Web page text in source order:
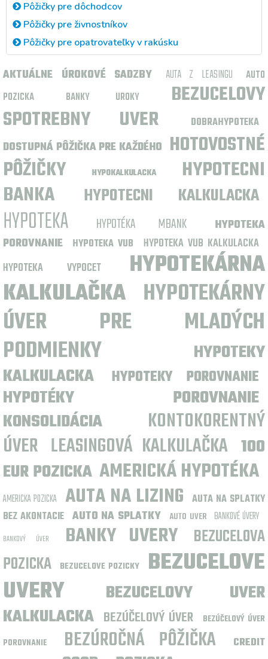
Pôžičky pre dôchodcov
Pôžičky pre živnostníkov
Pôžičky pre opatrovateľky v rakúsku
AKTUÁLNE ÚROKOVÉ SADZBY AUTA Z LEASINGU
AUTO
POZICKA
BANKY UROKY
BEZUCELOVY
SPOTREBNY UVER
DOBRAHYPOTEKA
DOSTUPNÁ PÔŽIČKA PRE KAŽDÉHO HOTOVOSTNÉ
PÔŽIČKY
HYPOKALKULACKA
HYPOTECNI
BANKA
HYPOTECNI KALKULACKA
HYPOTEKA HYPOTÉKA MBANK
HYPOTEKA
POROVNANIE
HYPOTEKA VUB
HYPOTEKA VUB KALKULACKA
HYPOTEKA VYPOCET
HYPOTEKÁRNA
KALKULAČKA HYPOTEKÁRNY
ÚVER PRE MLADÝCH
PODMIENKY
HYPOTEKY
KALKULACKA
HYPOTEKY POROVNANIE
HYPOTÉKY POROVNANIE
KONSOLIDÁCIA
KONTOKORENTNÝ
ÚVER LEASINGOVÁ KALKULAČKA 100
EUR POZICKA AMERICKÁ HYPOTÉKA
AMERICKA POZICKA AUTA NA LIZING AUTA NA SPLATKY
BEZ AKONTACIE AUTO NA SPLATKY AUTO UVER BANKOVÉ ÚVERY
BANKOVÝ ÚVER BANKY UVERY
BEZUCELOVA
POZICKA
BEZUCELOVE POZICKY
BEZUCELOVE
UVERY
BEZUCELOVY UVER
KALKULACKA BEZÚČELOVÝ ÚVER
BEZÚČELOVÝ ÚVER
POROVNANIE
BEZÚROČNÁ PÔŽIČKA
CREDIT